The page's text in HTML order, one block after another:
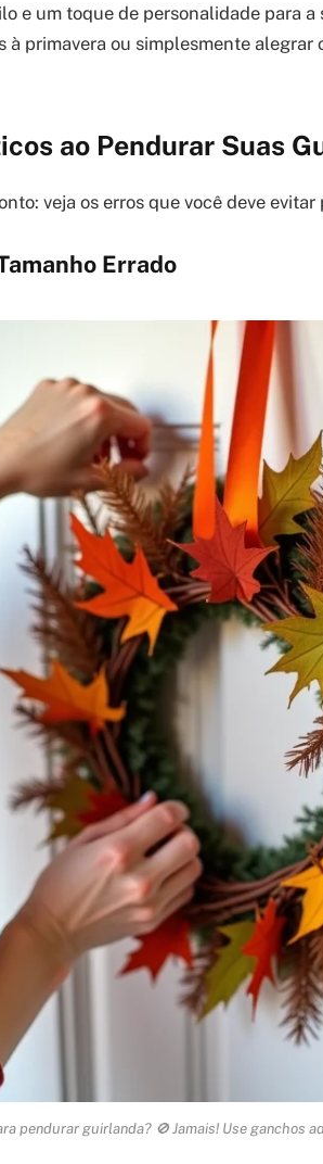
e um toque de personalidade para a
à primavera ou simplesmente
ao Pendurar Suas
veja os erros que você deve
Errado
pendurar guirlanda? 🚫 Jamais! Use ganchos